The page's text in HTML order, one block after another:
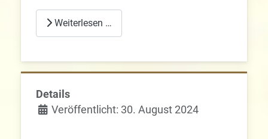
Weiterlesen …
Details
Veröffentlicht: 30. August 2024